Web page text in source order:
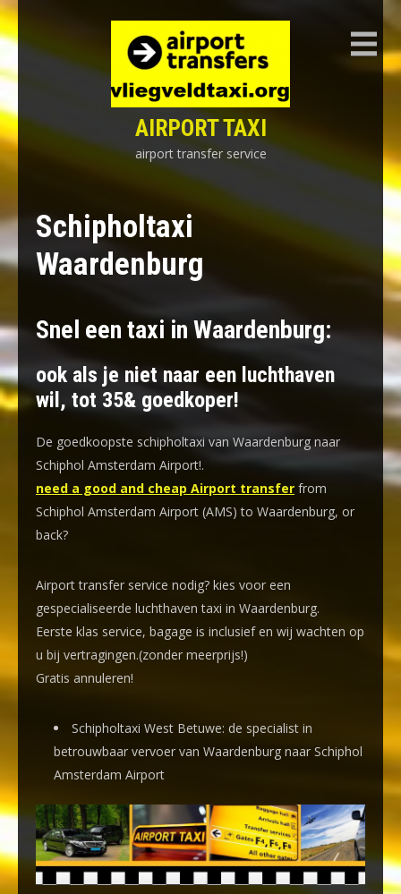
Skip
to
content
AIRPORT TAXI
airport transfer service
Schipholtaxi
Waardenburg
Snel een taxi in Waardenburg:
ook als je niet naar een luchthaven
wil, tot 35& goedkoper!
De goedkoopste schipholtaxi van Waardenburg naar
Schiphol Amsterdam Airport!.
need a good and cheap Airport transfer from
Schiphol Amsterdam Airport (AMS) to Waardenburg, or
back?
Airport transfer service nodig? kies voor een
gespecialiseerde luchthaven taxi in Waardenburg.
Eerste klas service, bagage is inclusief en wij wachten op
u bij vertragingen.(zonder meerprijs!)
Gratis annuleren!
Schipholtaxi West Betuwe: de specialist in
betrouwbaar vervoer van Waardenburg naar Schiphol
Amsterdam Airport